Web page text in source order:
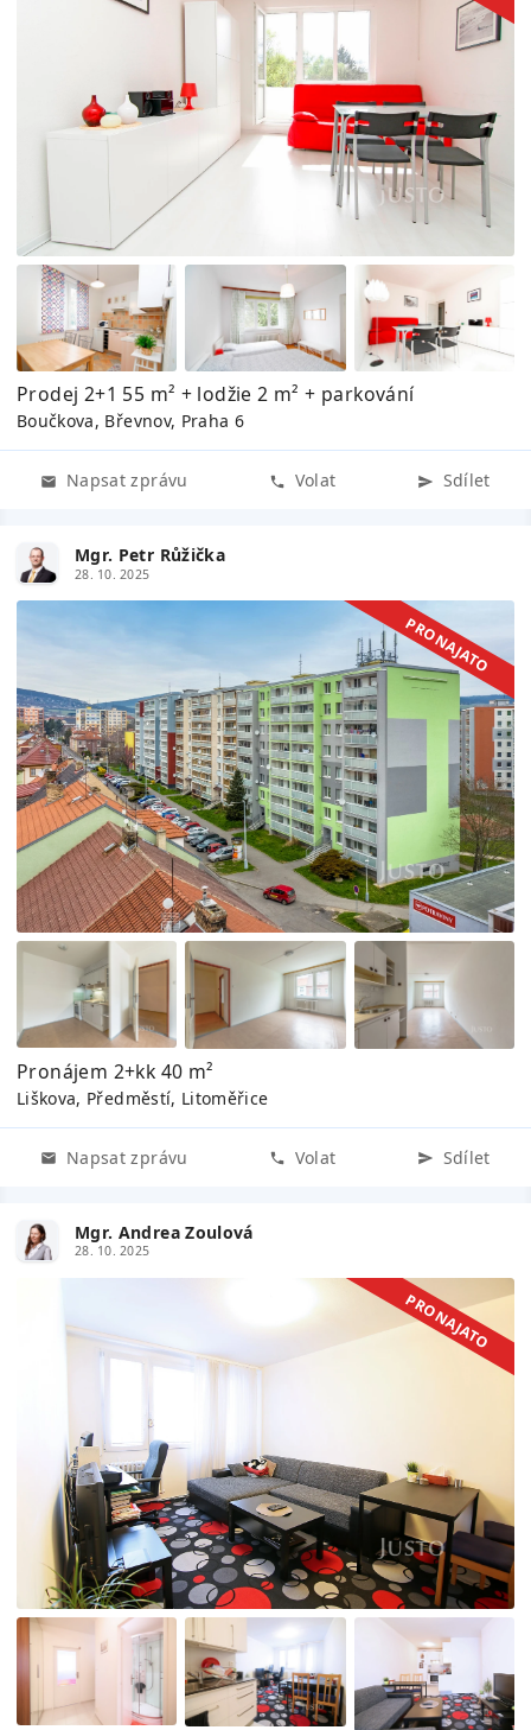
Prodej 2+1 55 m² + lodžie 2 m² + parkování
Boučkova, Břevnov, Praha 6
Napsat zprávu Volat Sdílet
Mgr. Petr Růžička
28. 10. 2025
PRONAJATO
Pronájem 2+kk 40 m²
Liškova, Předměstí, Litoměřice
Napsat zprávu Volat Sdílet
Mgr. Andrea Zoulová
28. 10. 2025
PRONAJATO